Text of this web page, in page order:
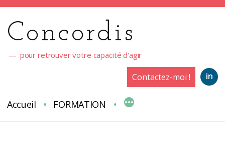
contenu
Concordis
pour retrouver votre capacité d'agir
in
Contactez-moi !
Accueil FORMATION